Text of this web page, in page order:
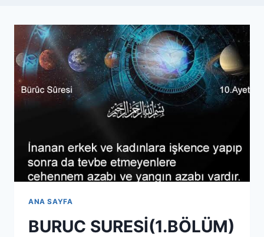
ANA SAYFA
BURUC SURESİ(1.BÖLÜM)